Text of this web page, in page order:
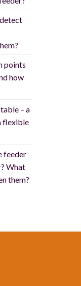
points
how
– a
flexible
feeder
What
them?